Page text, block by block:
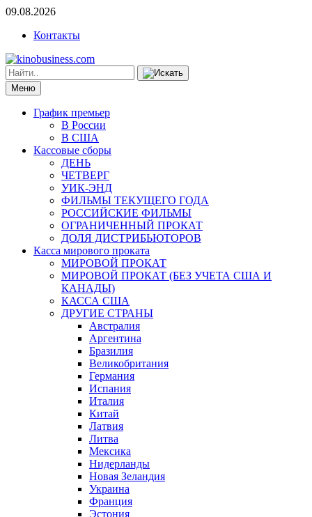
09.08.2026
Контакты
Меню
График премьер
В России
В США
Кассовые сборы
ДЕНЬ
ЧЕТВЕРГ
УИК-ЭНД
ФИЛЬМЫ ТЕКУЩЕГО ГОДА
РОССИЙСКИЕ ФИЛЬМЫ
ОГРАНИЧЕННЫЙ ПРОКАТ
ДОЛЯ ДИСТРИБЬЮТОРОВ
Касса мирового проката
МИРОВОЙ ПРОКАТ
МИРОВОЙ ПРОКАТ (БЕЗ УЧЕТА США И
КАНАДЫ)
КАССА США
ДРУГИЕ СТРАНЫ
Австралия
Аргентина
Бразилия
Великобритания
Германия
Испания
Италия
Китай
Латвия
Литва
Мексика
Нидерланды
Новая Зеландия
Украина
Франция
Эстония